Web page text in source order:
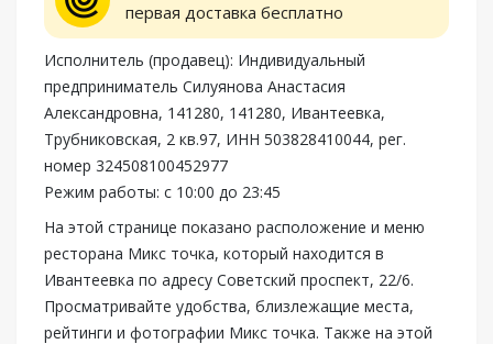
первая доставка бесплатно
Исполнитель (продавец): Индивидуальный
предприниматель Силуянова Анастасия
Александровна, 141280, 141280, Ивантеевка,
Трубниковская, 2 кв.97, ИНН 503828410044, рег.
номер 324508100452977
Режим работы: с 10:00 до 23:45
На этой странице показано расположение и меню
ресторана Микс точка, который находится в
Ивантеевка по адресу Советский проспект, 22/6.
Просматривайте удобства, близлежащие места,
рейтинги и фотографии Микс точка. Также на этой